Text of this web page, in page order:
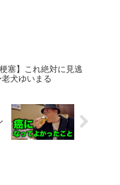
梗塞】これ絶対に見逃
犬ゆいまる